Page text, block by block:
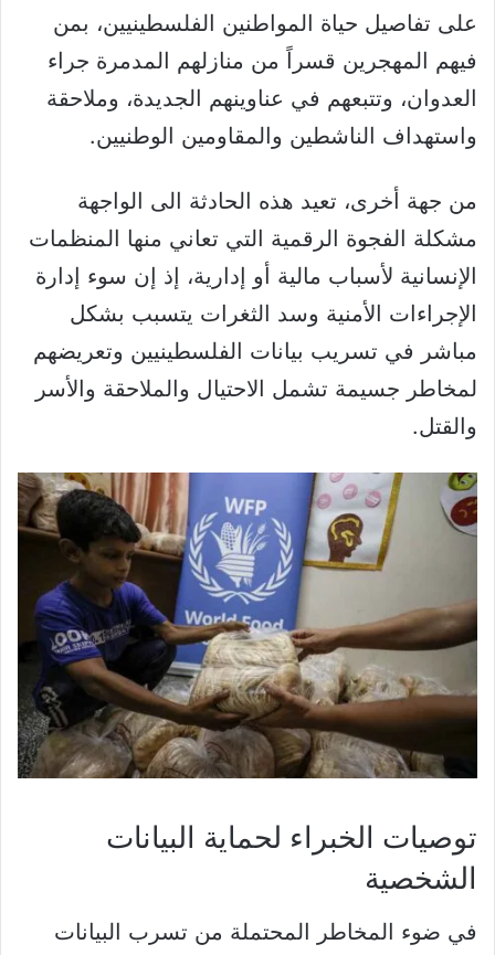
على تفاصيل حياة المواطنين الفلسطينيين، بمن
فيهم المهجرين قسراً من منازلهم المدمرة جراء
العدوان، وتتبعهم في عناوينهم الجديدة، وملاحقة
واستهداف الناشطين والمقاومين الوطنيين.
من جهة أخرى، تعيد هذه الحادثة الى الواجهة
مشكلة الفجوة الرقمية التي تعاني منها المنظمات
الإنسانية لأسباب مالية أو إدارية، إذ إن سوء إدارة
الإجراءات الأمنية وسد الثغرات يتسبب بشكل
مباشر في تسريب بيانات الفلسطينيين وتعريضهم
لمخاطر جسيمة تشمل الاحتيال والملاحقة والأسر
والقتل.
توصيات الخبراء لحماية البيانات
الشخصية
في ضوء المخاطر المحتملة من تسرب البيانات